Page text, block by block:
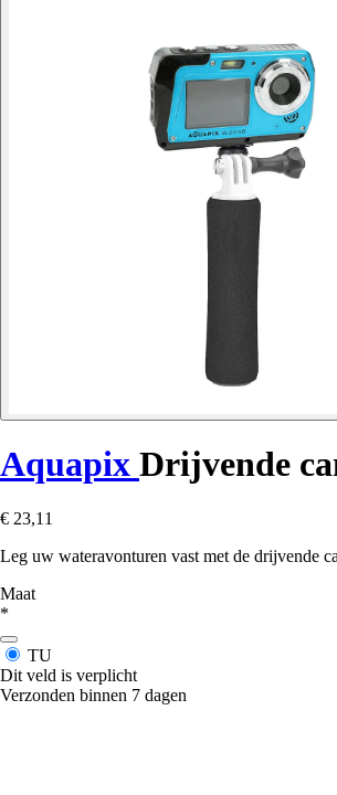
Aquapix Drijvende
€ 23,11
Leg uw wateravonturen vast met de drijvende
Maat
*
TU
Dit veld is verplicht
Verzonden binnen 7 dagen